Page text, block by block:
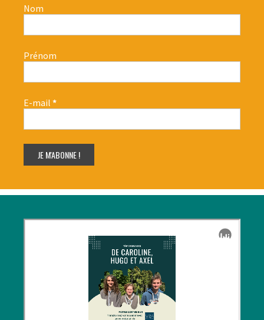
Nom
Prénom
E-mail *